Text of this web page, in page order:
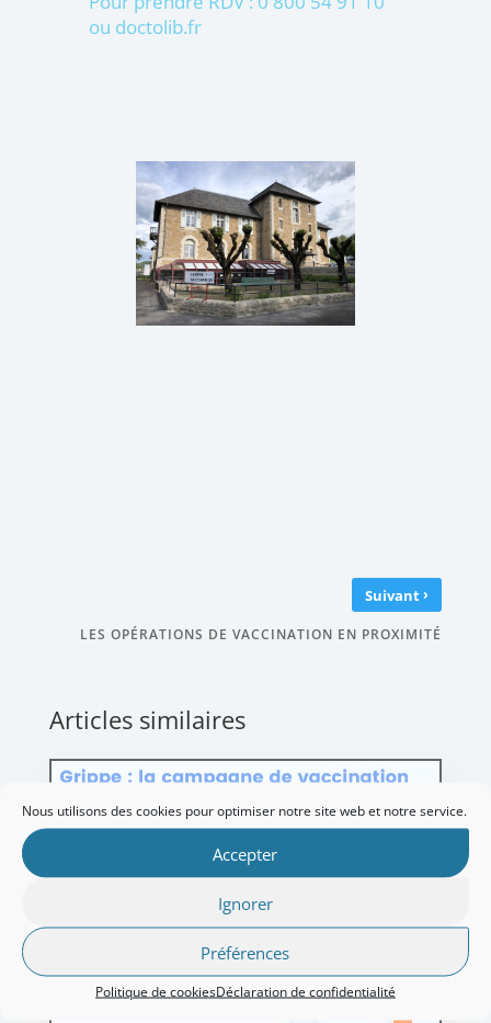
Nous utilisons des cookies pour optimiser notre site web et notre service.
Accepter
Ignorer
Préférences
Politique de cookiesDéclaration de confidentialité
ou doctolib.fr
Suivant›
LES OPÉRATIONS DE VACCINATION EN PROXIMITÉ
Articles similaires